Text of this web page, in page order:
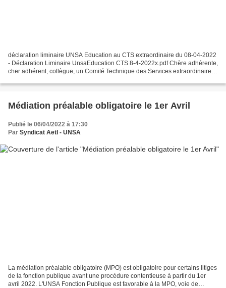
déclaration liminaire UNSA Education au CTS extraordinaire du 08-04-2022
- Déclaration Liminaire UnsaEducation CTS 8-4-2022x.pdf Chère adhérente,
cher adhérent, collègue, un Comité Technique des Services extraordinaire a
Médiation préalable obligatoire le 1er Avril
Publié le 06/04/2022 à 17:30
Par Syndicat AetI - UNSA
La médiation préalable obligatoire (MPO) est obligatoire pour certains litiges
de la fonction publique avant une procédure contentieuse à partir du 1er
avril 2022. L'UNSA Fonction Publique est favorable à la MPO, voie de